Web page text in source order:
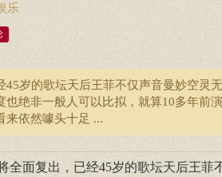
乐
45岁的歌坛天后王菲不仅声音曼妙空灵
也绝非一般人可以比拟，就算10多年前
来依然噱头十足 ...
全面复出，已经45岁的歌坛天后王菲